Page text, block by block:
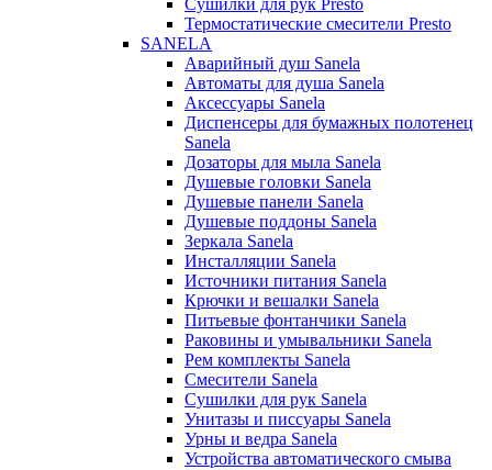
Сушилки для рук Presto
Термостатические смесители Presto
SANELA
Аварийный душ Sanela
Автоматы для душа Sanela
Аксессуары Sanela
Диспенсеры для бумажных полотенец
Sanela
Дозаторы для мыла Sanela
Душевые головки Sanela
Душевые панели Sanela
Душевые поддоны Sanela
Зеркала Sanela
Инсталляции Sanela
Источники питания Sanela
Крючки и вешалки Sanela
Питьевые фонтанчики Sanela
Раковины и умывальники Sanela
Рем комплекты Sanela
Смесители Sanela
Сушилки для рук Sanela
Унитазы и писсуары Sanela
Урны и ведра Sanela
Устройства автоматического смыва